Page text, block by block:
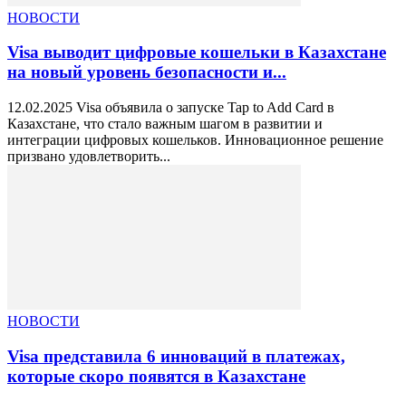
НОВОСТИ
Visa выводит цифровые кошельки в Казахстане
на новый уровень безопасности и...
12.02.2025 Visa объявила о запуске Tap to Add Card в
Казахстане, что стало важным шагом в развитии и
интеграции цифровых кошельков. Инновационное решение
призвано удовлетворить...
НОВОСТИ
Visa представила 6 инноваций в платежах,
которые скоро появятся в Казахстане